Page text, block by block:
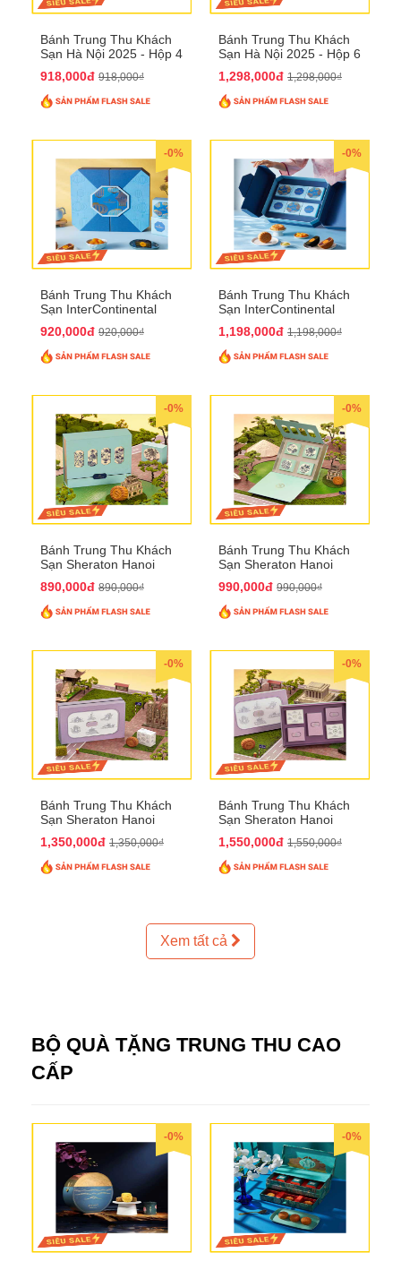
Bánh Trung Thu Khách
Sạn Hà Nội 2025 - Hộp 4
918,000đ 918,000₫
Bánh Trung Thu Khách
Sạn Hà Nội 2025 - Hộp 6
1,298,000đ 1,298,000₫
-0%
Bánh Trung Thu Khách
Sạn InterContinental
QTTT26
920,000đ 920,000₫
-0%
Bánh Trung Thu Khách
Sạn InterContinental
QTTT27
1,198,000đ 1,198,000₫
-0%
Bánh Trung Thu Khách
Sạn Sheraton Hanoi
890,000đ 890,000₫
-0%
Bánh Trung Thu Khách
Sạn Sheraton Hanoi
990,000đ 990,000₫
-0%
Bánh Trung Thu Khách
Sạn Sheraton Hanoi
1,350,000đ 1,350,000₫
-0%
Bánh Trung Thu Khách
Sạn Sheraton Hanoi
1,550,000đ 1,550,000₫
Xem tất cả
BỘ QUÀ TẶNG TRUNG THU CAO
CẤP
-0% -0%